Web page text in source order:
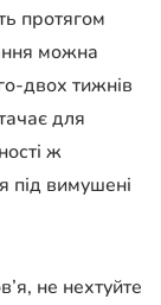
протягом
можна
двох тижнів
для
ж
під вимушені
не нехтуйте